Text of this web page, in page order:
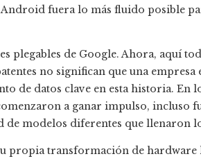
fuera lo más fluido posible
plegables de Google. Ahora, aquí
no significan que una empresa
de datos clave en esta historia. En
a ganar impulso, incluso
de modelos diferentes que llenaron
propia transformación de hardware